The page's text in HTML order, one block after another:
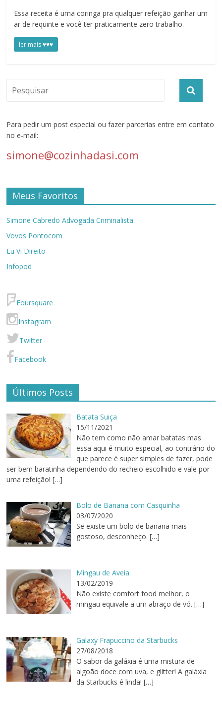
Essa receita é uma coringa pra qualquer refeição ganhar um
ar de requinte e você ter praticamente zero trabalho.
ler mais ♥♥♥
Para pedir um post especial ou fazer parcerias entre em contato
no e-mail:
simone@cozinhadasi.com
Meus Favoritos
Simone Cabredo Advogada Criminalista
Vovos Pontocom
Eu Vi Direito
Infopod
Foursquare
Instagram
Twitter
Facebook
Últimos Posts
Batata Suiça
15/11/2021
Não tem como não amar batatas mas
essa aqui é muito especial, ao contrário do
que parece é super simples de fazer, pode
ser bem baratinha dependendo do recheio escolhido e vale por
uma refeição! […]
Bolo de Banana com Casquinha
03/07/2020
Se existe um bolo de banana mais
gostoso, desconheço. […]
Mingau de Aveia
13/02/2019
Não existe comfort food melhor, o
mingau equivale a um abraço de vó. […]
Galaxy Frapuccino da Starbucks
27/08/2018
O sabor da galáxia é uma mistura de
algoão doce com uva, e glitter! A galáxia
da Starbucks é linda! […]